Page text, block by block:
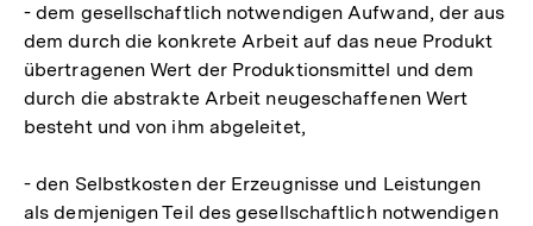
- dem gesellschaftlich notwendigen Aufwand, der aus
dem durch die konkrete Arbeit auf das neue Produkt
übertragenen Wert der Produktionsmittel und dem
durch die abstrakte Arbeit neugeschaffenen Wert
besteht und von ihm abgeleitet,
- den Selbstkosten der Erzeugnisse und Leistungen
als demjenigen Teil des gesellschaftlich notwendigen